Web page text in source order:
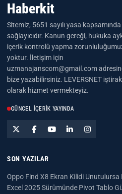
Haberkit
Sitemiz, 5651 sayılı yasa
sağlayıcıdır. Kanun gereği, hukuka
içerik kontrolü yapma
yoktur. İletişim için
uzmanajanscom@gmail.com
bize yazabilirsiniz. LEVERSNET
olarak hizmet vermekteyiz.
GÜNCEL İÇERIK YAYINDA
SON YAZILAR
Oppo Find X8 Ekran Kilidi Unutulursa
Excel 2025 Sürümünde Pivot Tablo